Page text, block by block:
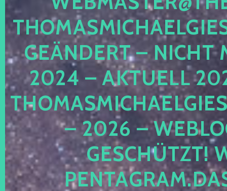
GEÄNDERT – NICHT
2024 – AKTUELL
– 2026 –
ESCHÜTZT!